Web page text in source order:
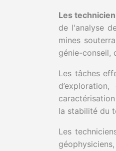
Les
de l'analyse
mines
génie-conseil,
Les tâches
la stabilité du
Les